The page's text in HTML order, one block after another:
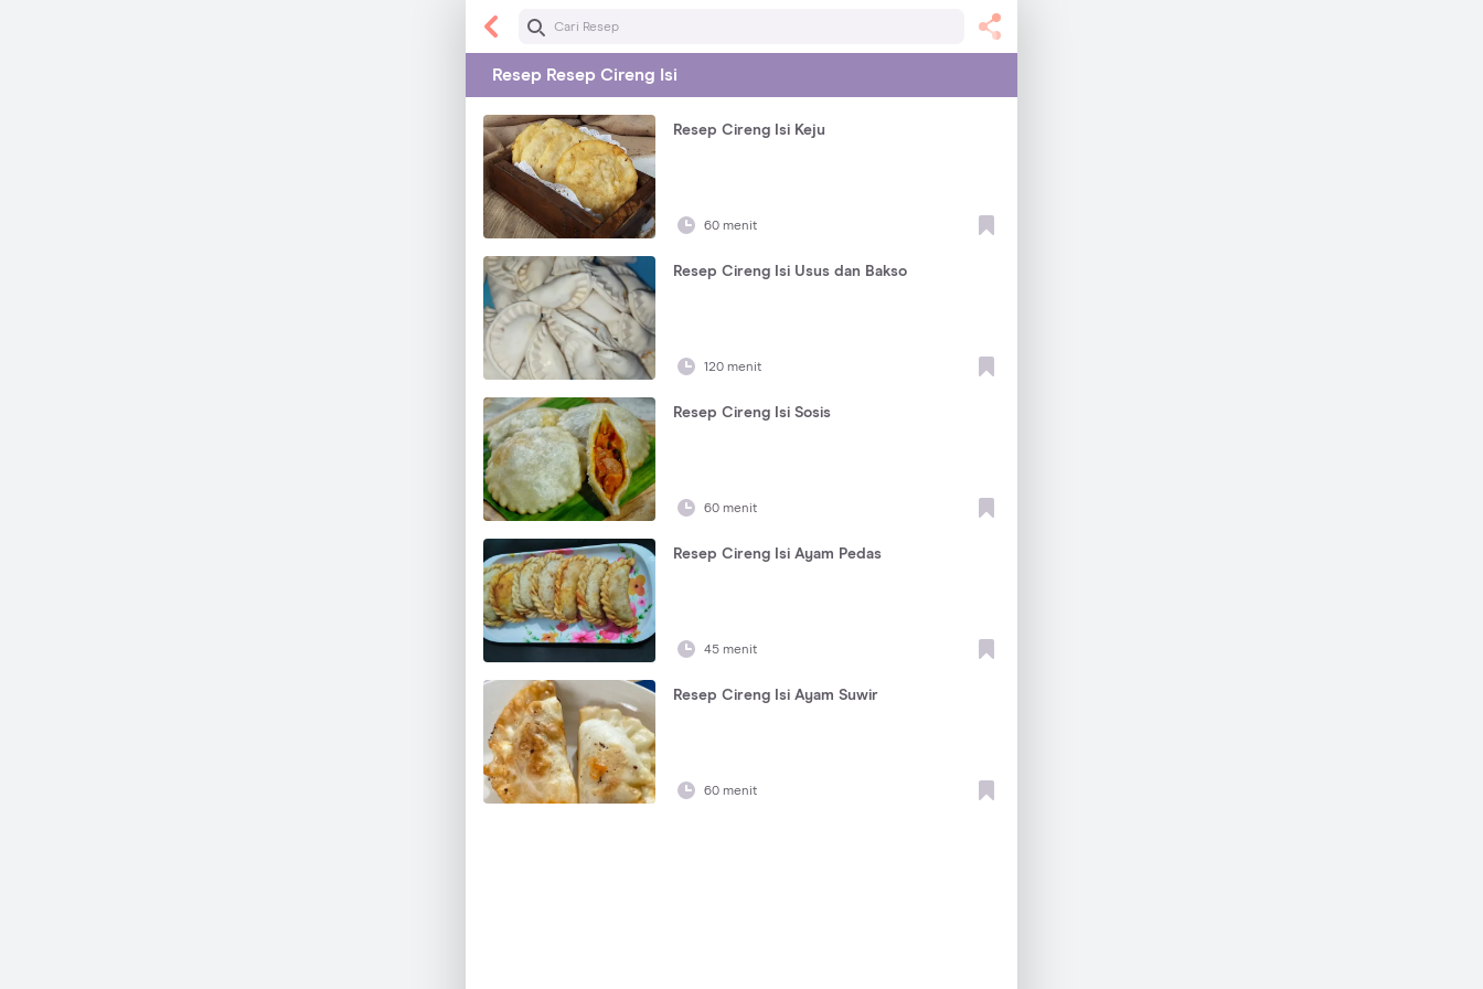
Resep Resep Cireng Isi
Resep Cireng Isi Keju
60 menit
Resep Cireng Isi Usus dan Bakso
120 menit
Resep Cireng Isi Sosis
60 menit
Resep Cireng Isi Ayam Pedas
45 menit
Resep Cireng Isi Ayam Suwir
60 menit